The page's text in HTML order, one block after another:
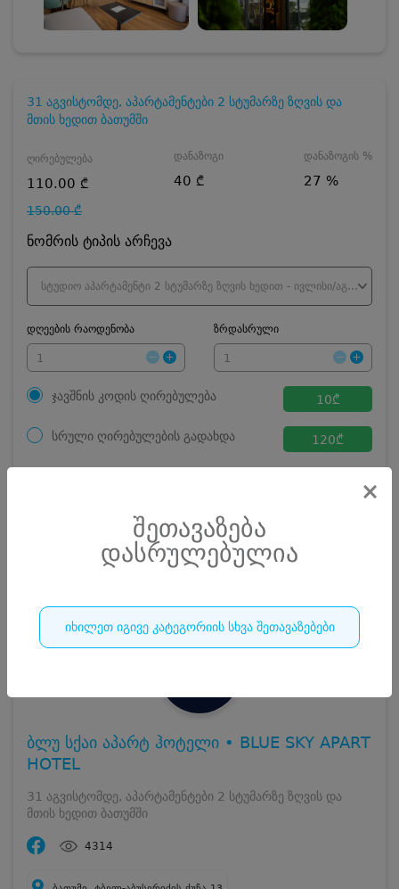
×
შეთავაზება
დასრულებულია
იხილეთ იგივე კატეგორიის სხვა შეთავაზებები
31 აგვისტომდე, აპარტამენტები 2 სტუმარზე ზღვის და
მთის ხედით ბათუმში
ღირებულება
110.00 ₾
150.00 ₾
დანაზოგი
40 ₾
დანაზოგის %
27 %
ნომრის ტიპის არჩევა
სტუდიო აპარტამენტი 2 სტუმარზე ზღვის ხედით - ივლისი/აგვისტო
დღეების რაოდენობა ზრდასრული
ჯავშნის კოდის ღირებულება 10₾
სრული ღირებულების გადახდა 120₾
0 ₾
ნომრის ღირებულება დანაზოგით
დასრულებულია
ბლუ სქაი აპარტ ჰოტელი • BLUE SKY APART
HOTEL
31 აგვისტომდე, აპარტამენტები 2 სტუმარზე ზღვის და
მთის ხედით ბათუმში
4314